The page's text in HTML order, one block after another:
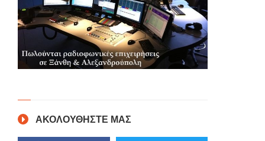
ΑΚΟΛΟΥΘΗΣΤΕ ΜΑΣ